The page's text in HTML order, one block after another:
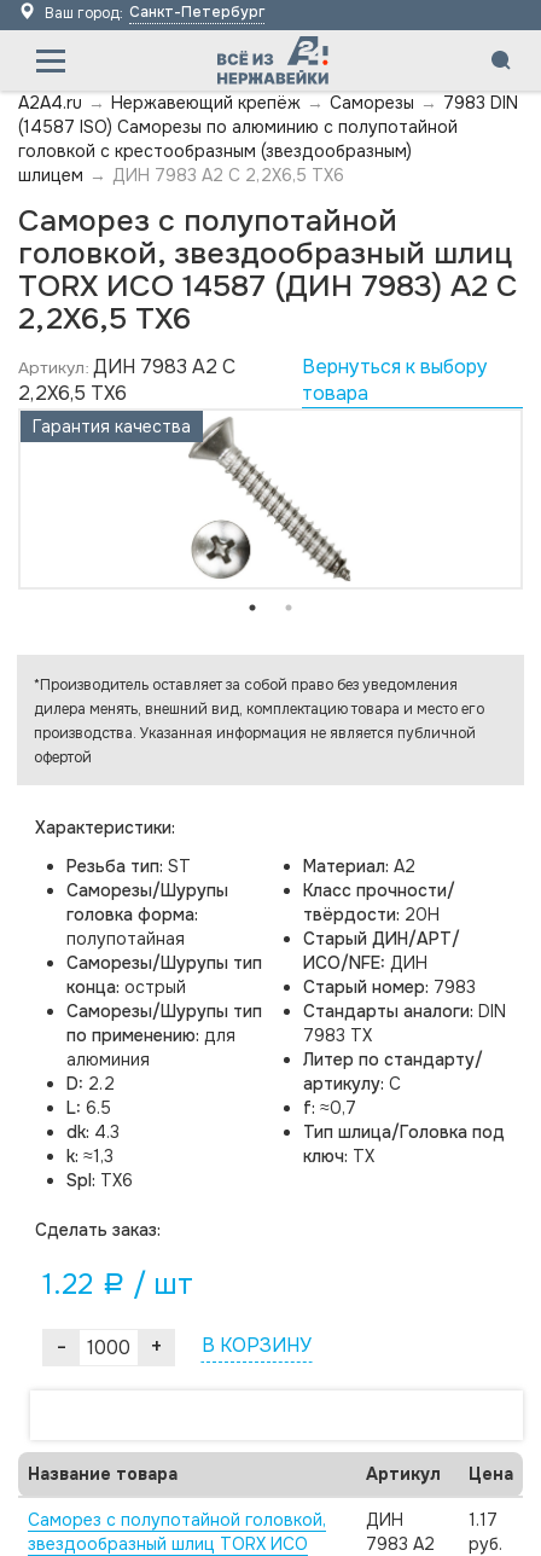
Ваш город: Санкт-Петербург
A2A4.ru → Нержавеющий крепёж → Саморезы → 7983 DIN
(14587 ISO) Саморезы по алюминию с полупотайной
головкой с крестообразным (звездообразным)
шлицем → ДИН 7983 А2 C 2,2X6,5 TX6
Саморез с полупотайной
головкой, звездообразный шлиц
TORX ИСО 14587 (ДИН 7983) А2 C
2,2X6,5 TX6
Артикул: ДИН 7983 А2 C
2,2X6,5 TX6
Вернуться к выбору
товара
Гарантия качества
Характеристики:
Резьба тип: ST
Саморезы/Шурупы
головка форма:
полупотайная
Саморезы/Шурупы тип
конца: острый
Саморезы/Шурупы тип
по применению: для
алюминия
D: 2.2
L: 6.5
dk: 4.3
k: ≈1,3
Spl: TX6
Материал: A2
Класс прочности/
твёрдости: 20H
Старый ДИН/АРТ/
ИСО/NFE: ДИН
Старый номер: 7983
Стандарты аналоги: DIN
7983 TX
Литер по стандарту/
артикулу: C
f: ≈0,7
Тип шлица/Головка под
ключ: TX
Cделать заказ:
1.22 a / шт
- + В КОРЗИНУ
*Производитель оставляет за собой право без уведомления
дилера менять, внешний вид, комплектацию товара и место его
производства. Указанная информация не является публичной
офертой
Название товара Артикул Цена
Саморез с полупотайной головкой,
звездообразный шлиц TORX ИСО
ДИН
7983 А2
1.17
руб.